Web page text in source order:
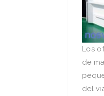
Los
de
del